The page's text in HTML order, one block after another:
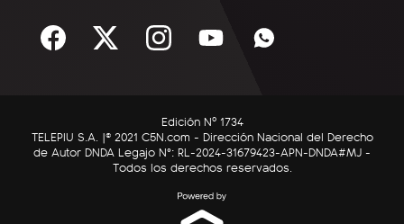
Sociedad
C5N Autos
RatingCero
Términos y condiciones
Edición Nº 1734
TELEPIU S.A. |© 2021 C5N.com - Dirección Nacional del Derecho
de Autor DNDA Legajo N°: RL-2024-31679423-APN-DNDA#MJ -
Todos los derechos reservados.